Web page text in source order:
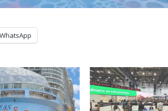
WhatsApp